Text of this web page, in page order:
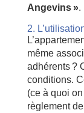
Angevins ».
2.
même
adhérents ?
conditions.
(ce à quoi
règlement